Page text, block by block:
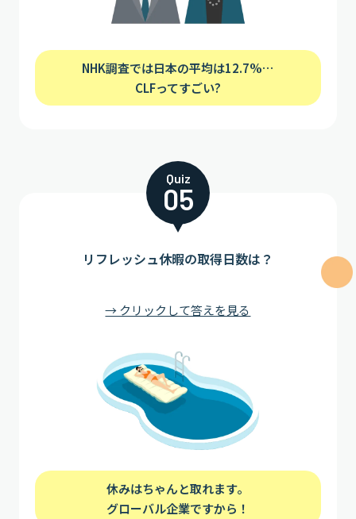
NHK調査では日本の平均は12.7%…
CLFってすごい?
Quiz
05
リフレッシュ休暇の取得日数は？
→ クリックして答えを見る
休みはちゃんと取れます。
グローバル企業ですから！